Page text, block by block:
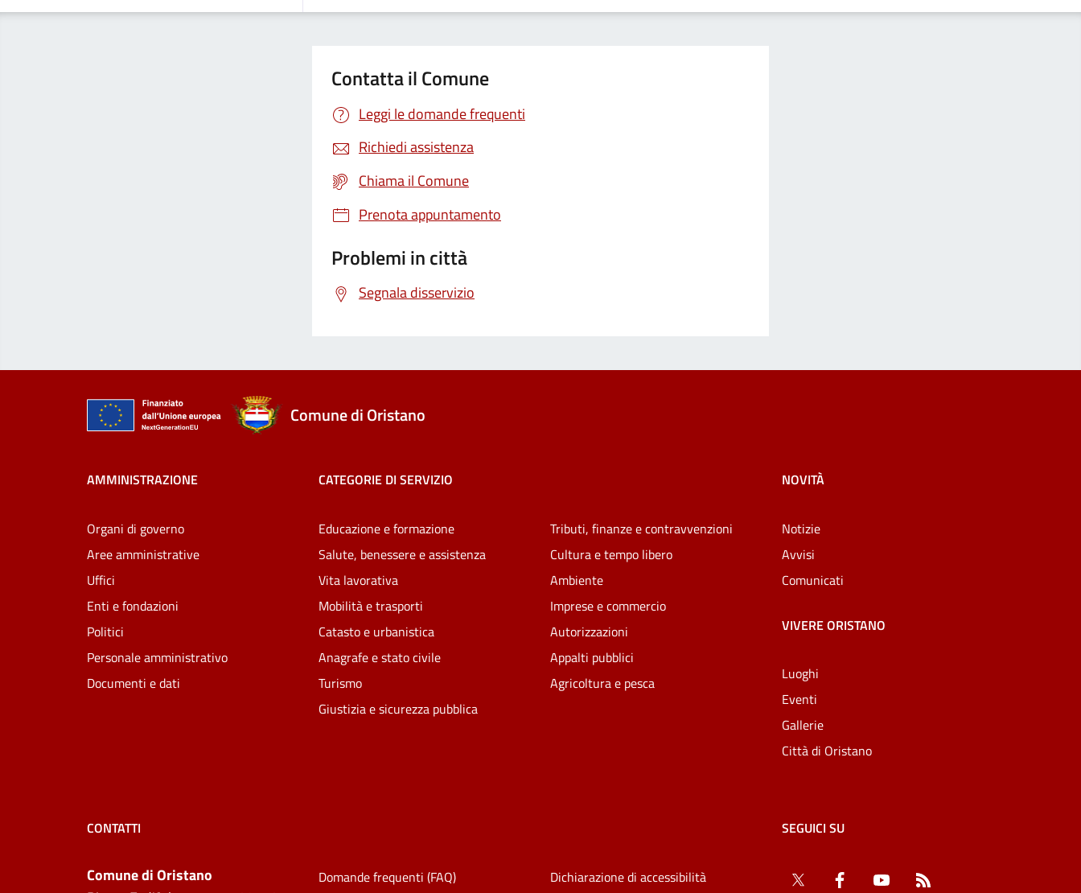
Contatta il Comune
Leggi le domande frequenti
Richiedi assistenza
Chiama il Comune
Prenota appuntamento
Problemi in città
Segnala disservizio
Comune di Oristano
AMMINISTRAZIONE
Organi di governo
Aree amministrative
Uffici
Enti e fondazioni
Politici
Personale amministrativo
Documenti e dati
CATEGORIE DI SERVIZIO
Educazione e formazione
Salute, benessere e assistenza
Vita lavorativa
Mobilità e trasporti
Catasto e urbanistica
Anagrafe e stato civile
Turismo
Giustizia e sicurezza pubblica
Tributi, finanze e contravvenzioni
Cultura e tempo libero
Ambiente
Imprese e commercio
Autorizzazioni
Appalti pubblici
Agricoltura e pesca
NOVITÀ
Notizie
Avvisi
Comunicati
VIVERE ORISTANO
Luoghi
Eventi
Gallerie
Città di Oristano
CONTATTI
Comune di Oristano
Domande frequenti (FAQ)
Dichiarazione di accessibilità
SEGUICI SU
Twitter Facebook YouTube